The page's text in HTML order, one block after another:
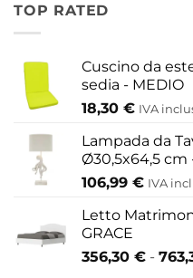
TOP RATED
Cuscino da
sedia - MEDIO
18,30 € IVA
Lampada da
Ø30,5x64,5 cm
106,99 € IVA
Letto
GRACE
356,30 € -